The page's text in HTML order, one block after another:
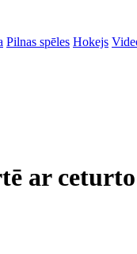
Pilnas spēles Hokejs
ar